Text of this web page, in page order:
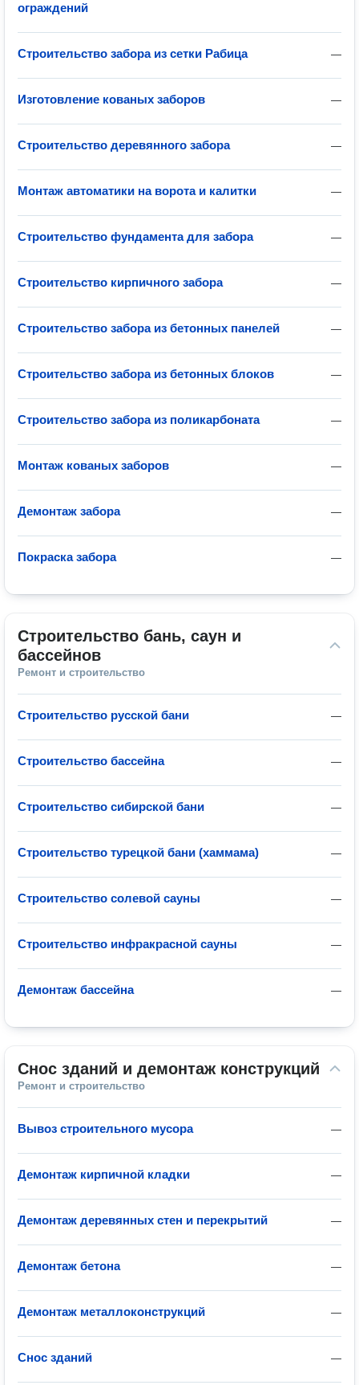
ограждений
—
Строительство забора из сетки Рабица
—
Изготовление кованых заборов
—
Строительство деревянного забора
—
Монтаж автоматики на ворота и калитки
—
Строительство фундамента для забора
—
Строительство кирпичного забора
—
Строительство забора из бетонных панелей
—
Строительство забора из бетонных блоков
—
Строительство забора из поликарбоната
—
Монтаж кованых заборов
—
Демонтаж забора
—
Покраска забора
Строительство бань, саун и
бассейнов
Ремонт и строительство
—
Строительство русской бани
—
Строительство бассейна
—
Строительство сибирской бани
—
Строительство турецкой бани (хаммама)
—
Строительство солевой сауны
—
Строительство инфракрасной сауны
—
Демонтаж бассейна
Снос зданий и демонтаж конструкций
Ремонт и строительство
—
Вывоз строительного мусора
—
Демонтаж кирпичной кладки
—
Демонтаж деревянных стен и перекрытий
—
Демонтаж бетона
—
Демонтаж металлоконструкций
—
Снос зданий